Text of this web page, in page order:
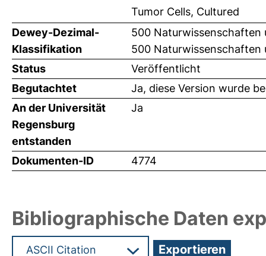
Tumor Cells, Cultured
Dewey-Dezimal-
Klassifikation
500 Naturwissenschaften
500 Naturwissenschaften
Status
Veröffentlicht
Begutachtet
Ja, diese Version wurde
An der Universität
Regensburg
entstanden
Ja
Dokumenten-ID 4774
Bibliographische Daten